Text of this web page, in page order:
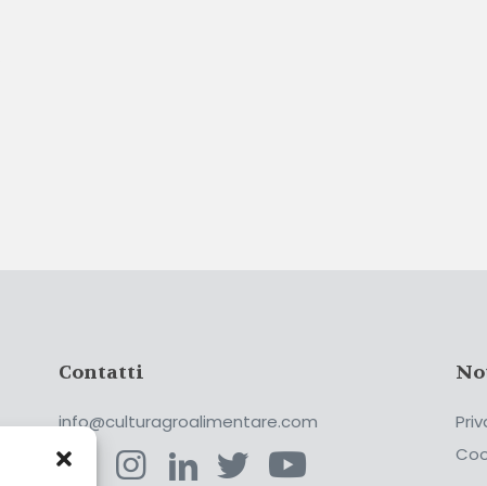
Contatti
info@culturagroalimentare.com